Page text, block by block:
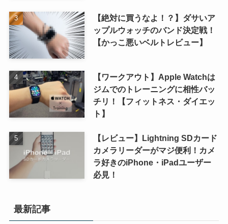
【絶対に買うなよ！？】ダサいア
ップルウォッチのバンド決定戦！
【かっこ悪いベルトレビュー】
【ワークアウト】Apple Watchは
ジムでのトレーニングに相性バッ
チリ！【フィットネス・ダイエッ
ト】
【レビュー】Lightning SDカード
カメラリーダーがマジ便利！カメ
ラ好きのiPhone・iPadユーザー
必見！
最新記事